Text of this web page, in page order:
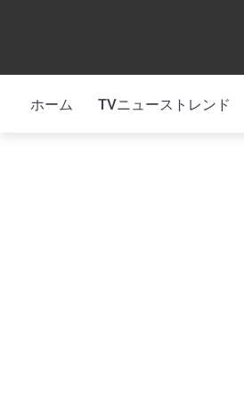
ホーム TVニューストレンド